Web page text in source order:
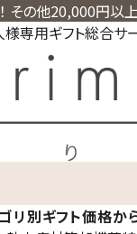
その他20,000円以
専用ギフト総合サ
リ別ギフト価格か